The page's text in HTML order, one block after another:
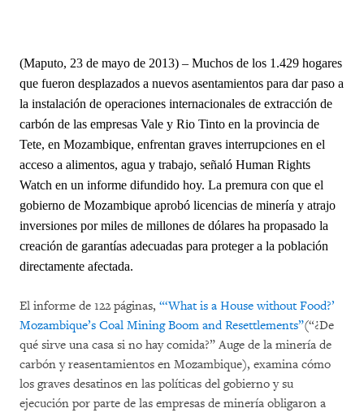
(Maputo, 23 de mayo de 2013) – Muchos de los 1.429 hogares
que fueron desplazados a nuevos asentamientos para dar paso a
la instalación de operaciones internacionales de extracción de
carbón de las empresas Vale y Rio Tinto en la provincia de
Tete, en Mozambique, enfrentan graves interrupciones en el
acceso a alimentos, agua y trabajo, señaló Human Rights
Watch en un informe difundido hoy. La premura con que el
gobierno de Mozambique aprobó licencias de minería y atrajo
inversiones por miles de millones de dólares ha propasado la
creación de garantías adecuadas para proteger a la población
directamente afectada.
El informe de 122 páginas, “‘What is a House without Food?’
Mozambique’s Coal Mining Boom and Resettlements”(“¿De
qué sirve una casa si no hay comida?” Auge de la minería de
carbón y reasentamientos en Mozambique), examina cómo
los graves desatinos en las políticas del gobierno y su
ejecución por parte de las empresas de minería obligaron a